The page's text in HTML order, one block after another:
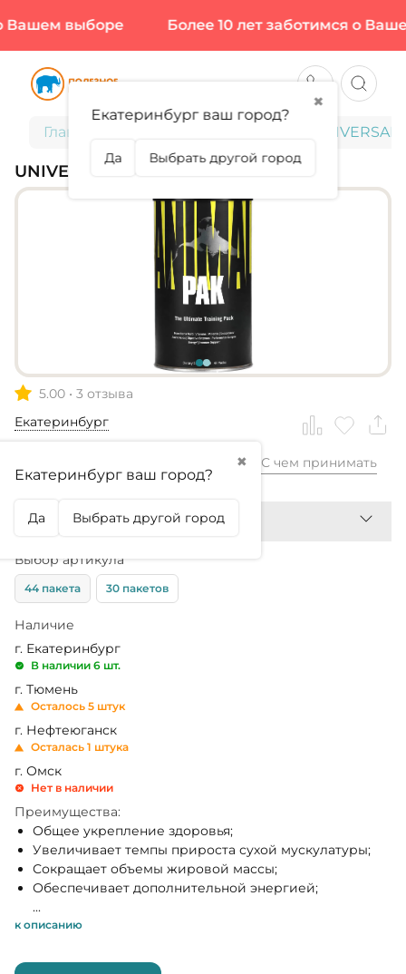
выборе Более 10 лет заботимся о Вашем
Главная
UNIVERSAL, ANIMAL PAK
5.00 • 3 отзыва
Екатеринбург
✖
Екатеринбург ваш город?
Да Выбрать другой город
6 760,99₽ С чем принимать
Выбор артикула
44 пакета 30 пакетов
Наличие
г. Екатеринбург
В наличии 6 шт.
г. Тюмень
Осталось 5 штук
г. Нефтеюганск
Осталась 1 штука
г. Омск
Нет в наличии
Преимущества:
Общее укрепление здоровья;
Увеличивает темпы прироста сухой мускулатуры;
Сокращает объемы жировой массы;
Обеспечивает дополнительной энергией;
...
к описанию
✖
Екатеринбург ваш город?
Да Выбрать другой город